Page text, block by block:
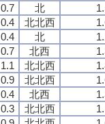
0.7 北
0.4 北北西
0.4 北
0.7 北西
1.1 北北西
0.9 北北西
0.4 北西
0.3 北北西